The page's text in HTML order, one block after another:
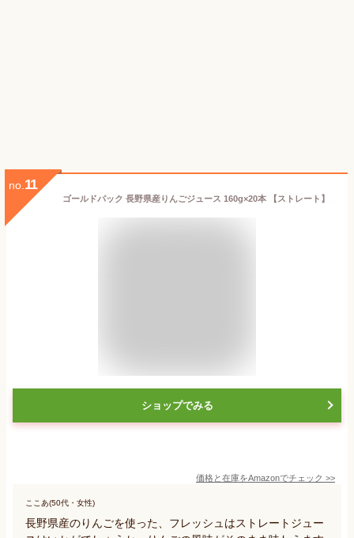
no. 11
ゴールドパック 長野県産りんごジュース 160g×20本 【ストレート】
ショップでみる
価格と在庫をAmazonでチェック >>
ここあ(50代・女性)
長野県産のりんごを使った、フレッシュはストレートジュー